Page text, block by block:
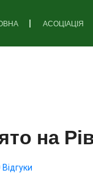
АСОЦІАЦІЯ
на
Відгуки